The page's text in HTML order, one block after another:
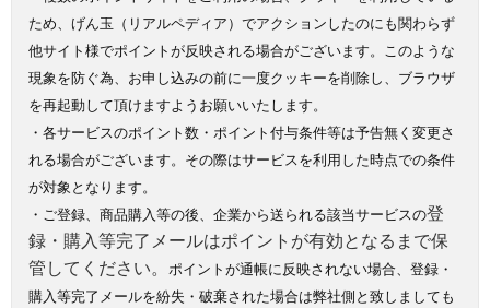
ため、げん玉（リアルペディア）でアクションしたのにも関わらず
他サイト様でポイントが反映される場合がございます。このような
現象を防ぐ為、お申し込みの前に一度クッキーを削除し、ブラウザ
を再起動して頂けますようお願いいたします。
・各サービスのポイント数・ポイント付与条件等は予告無く変更さ
れる場合がございます。その際はサービスを利用した時点での条件
が対象となります。
・ご登録、商品購入等の後、企業から送られる該当サービスの登
録・購入等完了メールはポイントが有効となるまで保
管してください。 ポイントが通帳に反映されない場合、登録・
購入等完了メールを紛失・破棄された場合は弊社側と致しましても